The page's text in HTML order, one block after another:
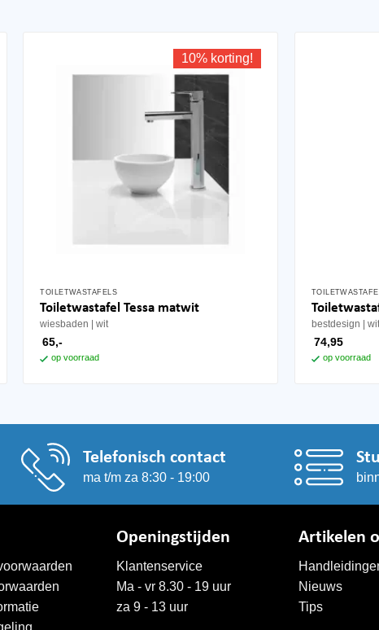
10% korting!
TOILETWASTAFELS
Toiletwastafel Tessa matwit
wiesbaden wit
65,-
op voorraad
bestdesign wit
74,95
op voorraad
Telefonisch contact
ma t/m za 8:30 - 19:00
Openingstijden
Klantenservice
Ma - vr 8.30 - 19 uur
za 9 - 13 uur
Artikelen
Nieuws
Tips